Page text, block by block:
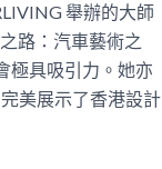
舉辦的大師
路：汽車藝術之
極具吸引力。她亦
美展示了香港設計